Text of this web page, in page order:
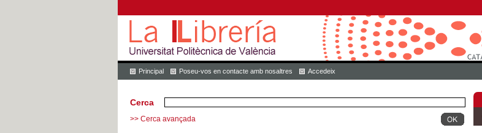
Principal Poseu-vos en contacte amb nosaltres Accedeix
Cerca
>> Cerca avançada